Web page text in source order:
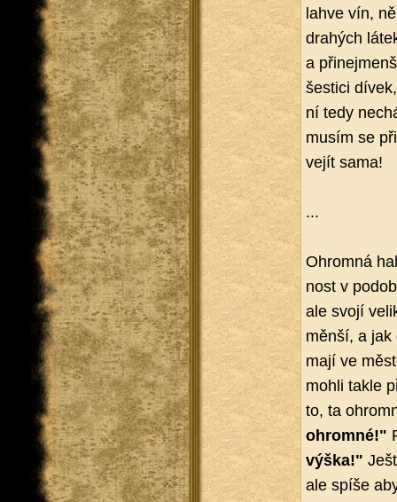
lahve vín,
dra­hých
a
šes­ti­ci
ní tedy
musím se
vejít sama!
...
Ohrom­ná
nost v
ale svojí
měnší, a jak
mají ve
mohli takle
to, ta
ohrom­né!"
výška!"
ale spíše